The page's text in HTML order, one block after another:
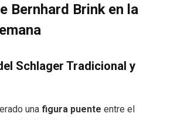
Bernhard Brink en la
Schlager Tradicional y
una figura puente entre el